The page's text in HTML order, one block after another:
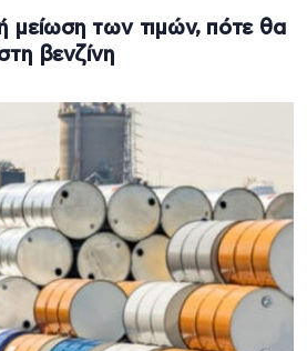
μείωση των τιμών, πότε θα
βενζίνη